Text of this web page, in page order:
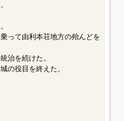
って由利本荘地方の殆んどを
治を続けた。
の役目を終えた。